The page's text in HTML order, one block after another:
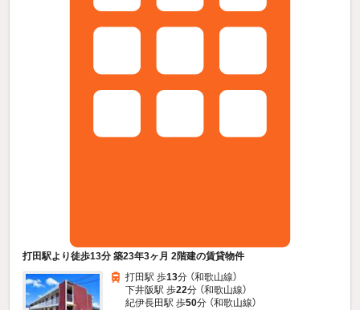
打田駅より徒歩13分 築23年3ヶ月 2階建の賃貸物件
打田駅 歩13分 （和歌山線）
下井阪駅 歩22分 （和歌山線）
紀伊長田駅 歩50分 （和歌山線）